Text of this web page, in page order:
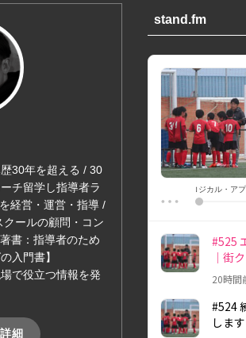
30年を超える / 30
チ留学し指導者ラ
経営・運営・指導 /
ールの顧問・コン
書：指導者のため
入門書】
で役立つ情報を発
細
stand.fm